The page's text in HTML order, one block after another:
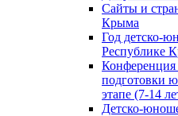
Сайты и
Крыма
Год детско-
Республике
Конференция
подготовки
этапе (7-14
Детско-